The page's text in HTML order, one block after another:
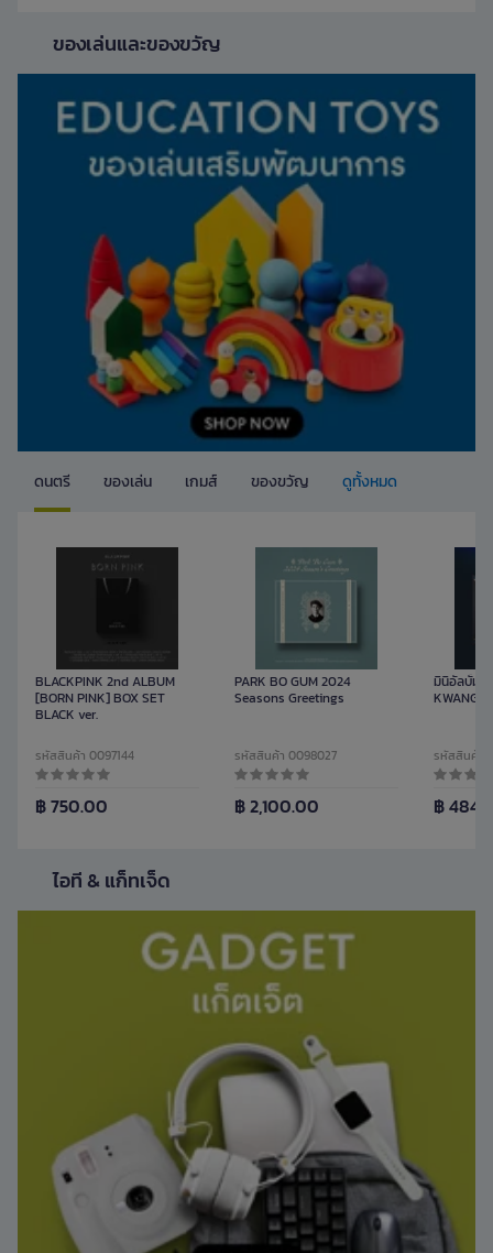
ของเล่นและของขวัญ
ดนตรี ของเล่น เกมส์ ของขวัญ ดูทั้งหมด
BLACKPINK 2nd ALBUM
[BORN PINK] BOX SET
BLACK ver.
รหัสสินค้า 0097144
฿ 750.00
PARK BO GUM 2024
Seasons Greetings
รหัสสินค้า 0098027
฿ 2,100.00
มินิอัลบั้ม
รหัสสินค้า
฿
ไอที & แก็ทเจ็ด